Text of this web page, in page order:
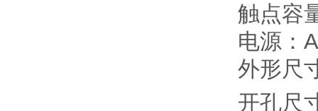
触点容
电源：
外形尺
开孔尺